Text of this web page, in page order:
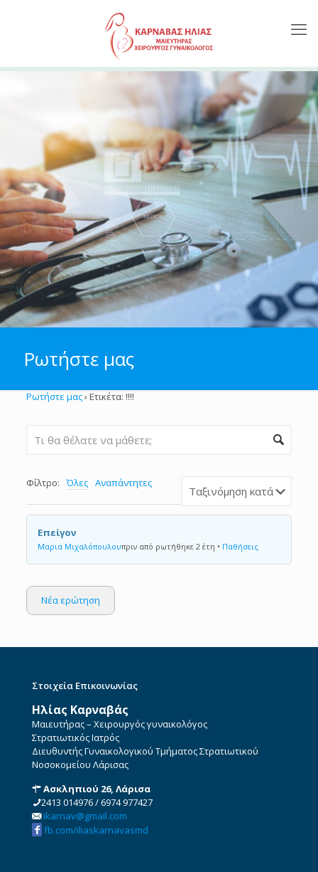
Ρωτήστε μας
Ρωτήστε μας› Ετικέτα: !!!!
Φίλτρο: Όλες Αναπάντητες
Επείγον
Μαρια Μιχαλόπουλουπριν από ρωτήθηκε 2 έτη • Παθήσεις
Νέα ερώτηση
Στοιχεία Επικοινωνίας
Ηλίας Καρναβάς
Μαιευτήρας – Χειρουργός γυναικολόγος
Στρατιωτικός Ιατρός
Διευθυντής Γυναικολογικού Τμήματος Στρατιωτικού
Νοσοκομείου Λάρισας
Ασκληπιού 26, Λάρισα
2413 014976/6974 977427
ikarnav@gmail.com
fb.com/iliaskarnavasmd